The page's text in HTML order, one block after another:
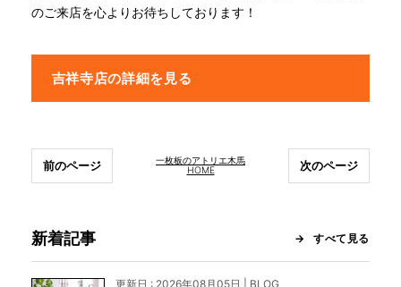
のご来店を心よりお待ちしております！
吉祥寺店の詳細を見る
一枚板のアトリエ木馬
HOME
前のページ 次のページ
新着記事 すべて見る
更新日 : 2026年08月05日 | BLOG